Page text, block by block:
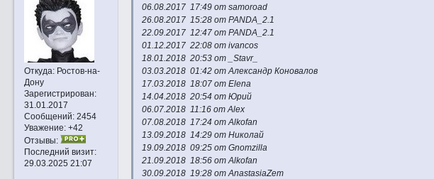
Откуда:Ростов-на-
Дону
Зарегистрирован:
31.01.2017
Сообщений:2454
Уважение: +42
Отзывы:
Последний визит:
29.03.2025 21:07
06.08.2017 17:49 от samoroad
26.08.2017 15:28 от PANDA_2.1
22.09.2017 12:47 от PANDA_2.1
01.12.2017 22:08 от ivancos
18.01.2018 20:53 от _Stavr_
03.03.2018 01:42 от Александр Коновалов
17.03.2018 18:07 от Elena
14.04.2018 20:54 от Юрий
06.07.2018 11:16 от Alex
07.08.2018 17:24 от Alkofan
13.09.2018 14:29 от Николай
19.09.2018 09:25 от Gnomzilla
21.09.2018 18:56 от Alkofan
30.09.2018 19:28 от AnastasiaZem